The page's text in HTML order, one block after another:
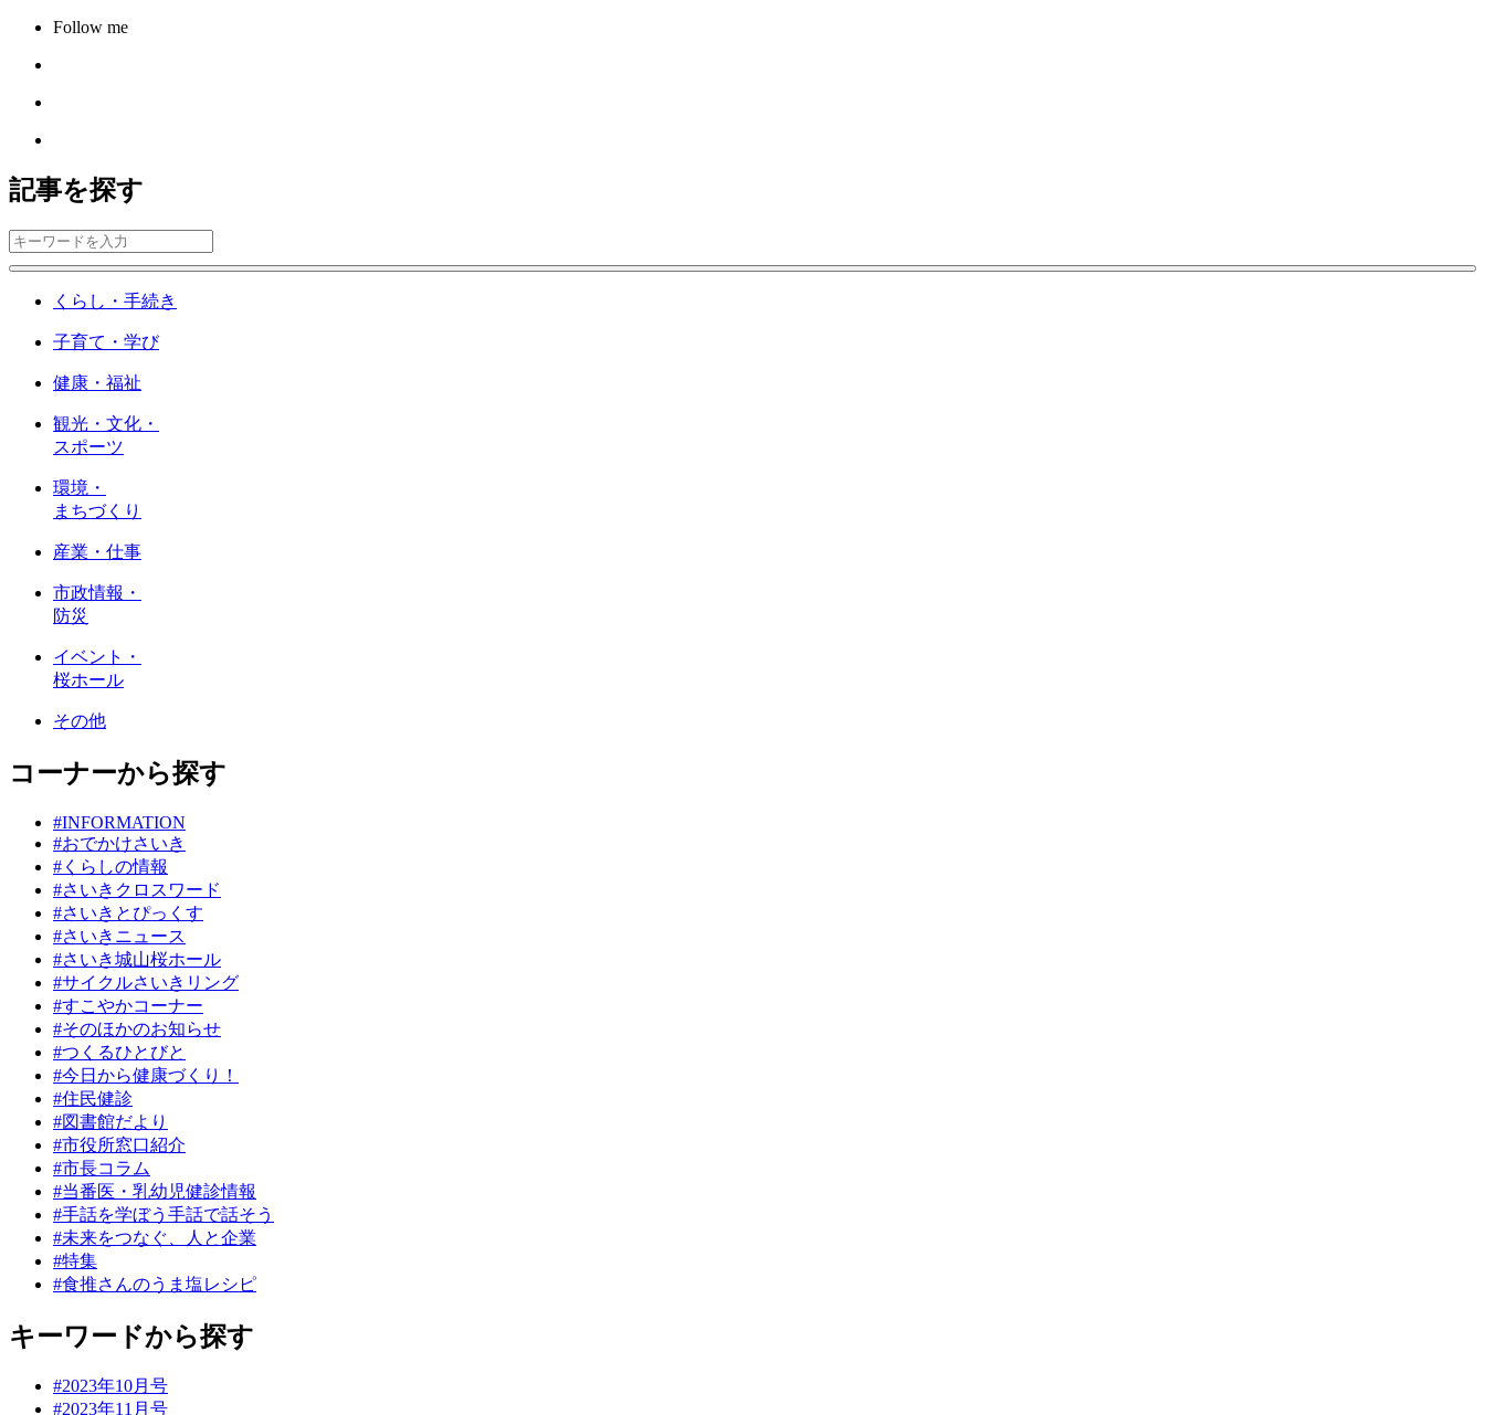
Follow me
記事を探す
くらし・手続き
子育て・学び
健康・福祉
観光・文化・
スポーツ
環境・
まちづくり
産業・仕事
市政情報・
防災
イベント・
桜ホール
その他
コーナーから探す
#INFORMATION
#おでかけさいき
#くらしの情報
#さいきクロスワード
#さいきとぴっくす
#さいきニュース
#さいき城山桜ホール
#サイクルさいきリング
#すこやかコーナー
#そのほかのお知らせ
#つくるひとびと
#今日から健康づくり！
#住民健診
#図書館だより
#市役所窓口紹介
#市長コラム
#当番医・乳幼児健診情報
#手話を学ぼう手話で話そう
#未来をつなぐ、人と企業
#特集
#食推さんのうま塩レシピ
キーワードから探す
#2023年10月号
#2023年11月号